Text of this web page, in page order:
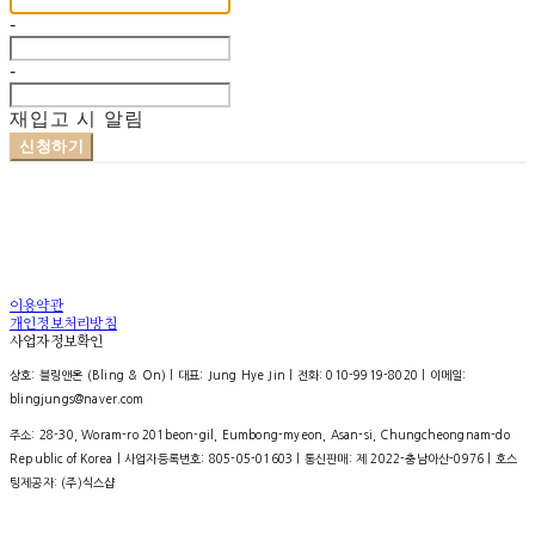
-
-
재입고 시 알림
신청하기
이용약관
개인정보처리방침
사업자정보확인
상호: 블링앤온 (Bling & On) | 대표: Jung Hye Jin | 전화: 010-9919-8020 | 이메일:
blingjungs@naver.com
주소: 28-30, Woram-ro 201beon-gil, Eumbong-myeon, Asan-si, Chungcheongnam-do
Republic of Korea | 사업자등록번호: 805-05-01603 | 통신판매:제 2022-충남아산-0976 | 호스
팅제공자: (주)식스샵